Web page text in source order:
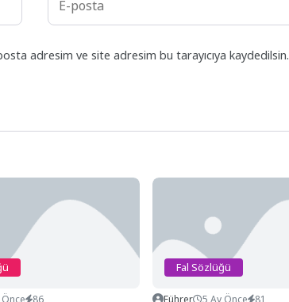
adresim ve site adresim bu tarayıcıya kaydedilsin.
Önce 86
Fal Sözlüğü
Führer 5 Ay Önce 81